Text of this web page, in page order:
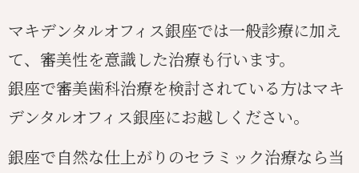
マキデンタルオフィス銀座では一般診療に加え
て、審美性を意識した治療も行います。
銀座で審美歯科治療を検討されている方はマキ
デンタルオフィス銀座にお越しください。
銀座で自然な仕上がりのセラミック治療なら当